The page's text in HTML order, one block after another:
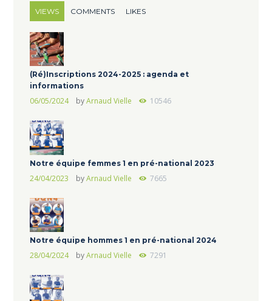
VIEWS COMMENTS LIKES
(Ré)Inscriptions 2024-2025 : agenda et
informations
06/05/2024 byArnaud Vielle 10546
Notre équipe femmes 1 en pré-national 2023
24/04/2023 byArnaud Vielle 7665
Notre équipe hommes 1 en pré-national 2024
28/04/2024 byArnaud Vielle 7291